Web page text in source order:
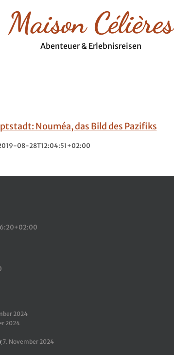
Maison Célières
Abenteuer & Erlebnisreisen
Nouméa, das Bild des Pazifiks
08-28T12:04:51+02:00
2024
2024
7. November 2024